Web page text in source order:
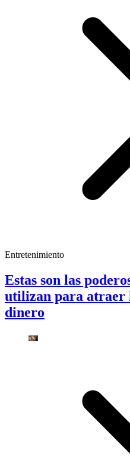
Entretenimiento
Estas son las
utilizan para atraer
dinero